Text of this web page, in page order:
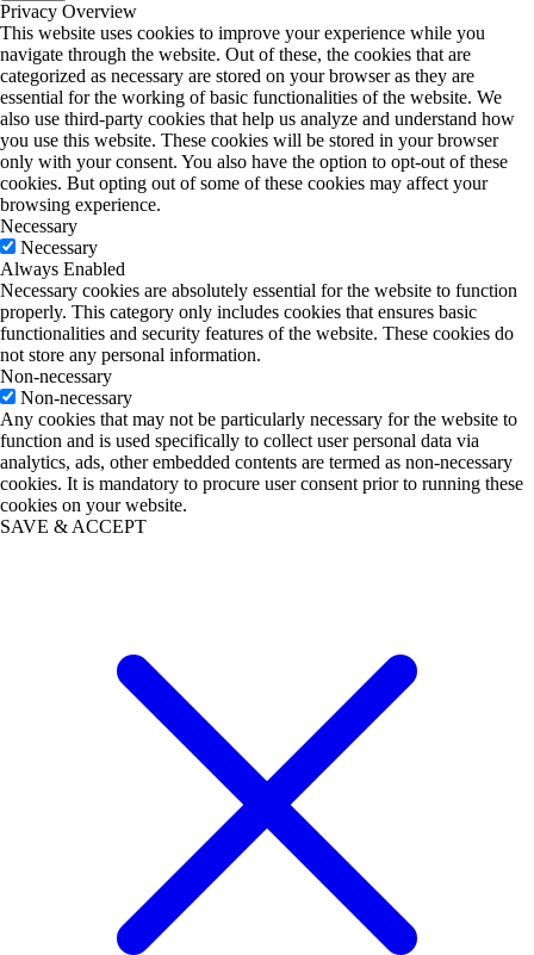
Privacy Overview
This website uses cookies to improve your experience while you
navigate through the website. Out of these, the cookies that are
categorized as necessary are stored on your browser as they are
essential for the working of basic functionalities of the website. We
also use third-party cookies that help us analyze and understand how
you use this website. These cookies will be stored in your browser
only with your consent. You also have the option to opt-out of these
cookies. But opting out of some of these cookies may affect your
browsing experience.
Necessary
Necessary
Always Enabled
Necessary cookies are absolutely essential for the website to function
properly. This category only includes cookies that ensures basic
functionalities and security features of the website. These cookies do
not store any personal information.
Non-necessary
Non-necessary
Any cookies that may not be particularly necessary for the website to
function and is used specifically to collect user personal data via
analytics, ads, other embedded contents are termed as non-necessary
cookies. It is mandatory to procure user consent prior to running these
cookies on your website.
SAVE & ACCEPT